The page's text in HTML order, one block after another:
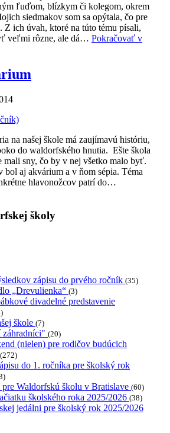
ľuďom, blízkym či kolegom, okrem
siedmakov som sa opýtala, čo pre
Z ich úvah, ktoré na túto tému písali,
veľmi rôzne, ale dá… Pokračovať v
na našej škole má zaujímavú históriu,
do waldorfského hnutia. Ešte škola
mali sny, čo by v nej všetko malo byť.
bol aj akvárium a v ňom sépia. Téma
hlavonožcov patrí do…
školy
zápisu do prvého ročník (35)
„Drevulienka“ (3)
divadelné predstavenie
škole (7)
(20)
(nielen) pre rodičov budúcich
(272)
do 1. ročníka pre školský rok
pre Waldorfskú školu v Bratislave (60)
školského roka 2025/2026 (38)
jedálni pre školský rok 2025/2026